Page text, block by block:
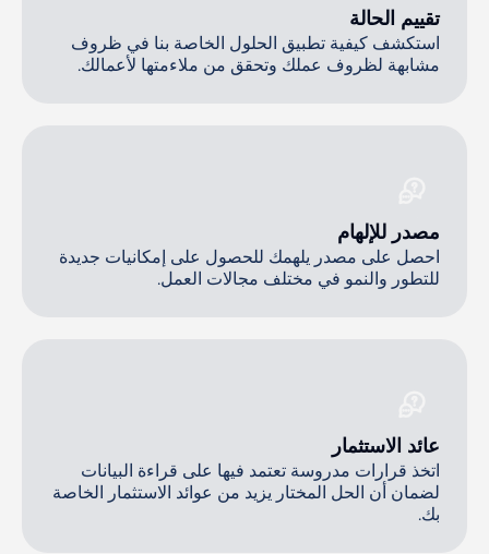
تقييم الحالة
استكشف كيفية تطبيق الحلول الخاصة بنا في ظروف
مشابهة لظروف عملك وتحقق من ملاءمتها لأعمالك.
مصدر للإلهام
احصل على مصدر يلهمك للحصول على إمكانيات جديدة
للتطور والنمو في مختلف مجالات العمل.
عائد الاستثمار
اتخذ قرارات مدروسة تعتمد فيها على قراءة البيانات
لضمان أن الحل المختار يزيد من عوائد الاستثمار الخاصة
بك.